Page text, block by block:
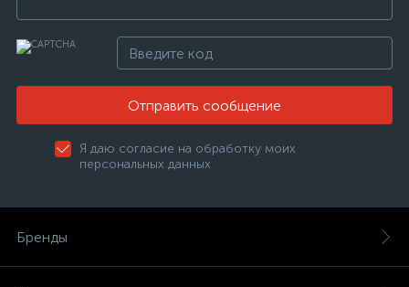
Отправить сообщение
Я даю согласие на обработку моих
персональных данных
Бренды